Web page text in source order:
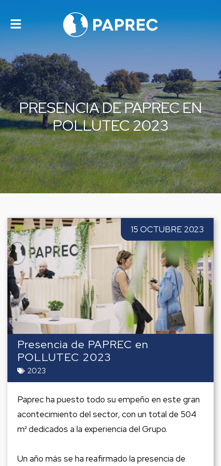
Alternar
navegación
PRESENCIA DE PAPREC EN
POLLUTEC 2023
15 OCTUBRE 2023
Presencia de PAPREC en
POLLUTEC 2023
2023
Paprec ha puesto todo su empeño en este gran
acontecimiento del sector, con un total de 504
m² dedicados a la experiencia del Grupo.
Un año más se ha reafirmado la presencia de